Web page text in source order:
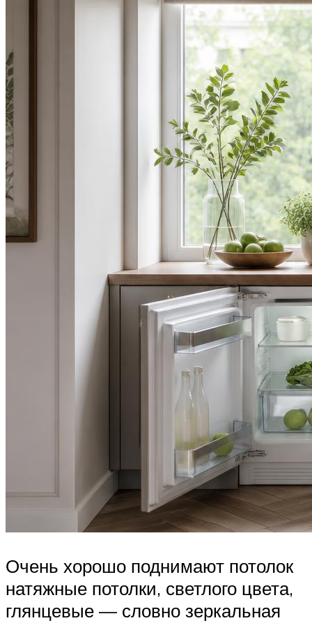
Очень хорошо поднимают потолок
натяжные потолки, светлого цвета,
глянцевые — словно зеркальная